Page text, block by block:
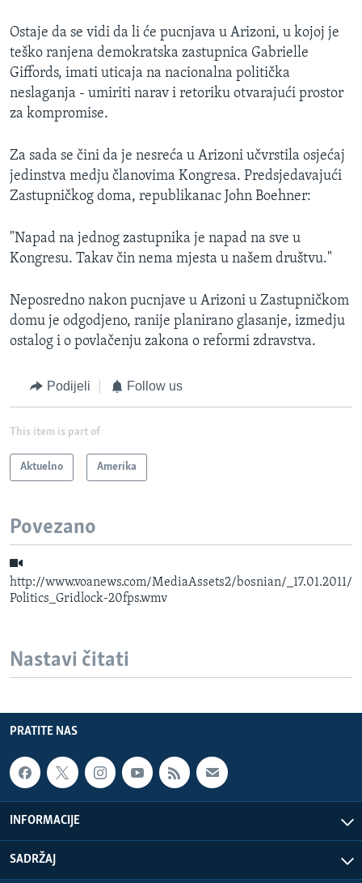
Ostaje da se vidi da li će pucnjava u Arizoni, u kojoj je
teško ranjena demokratska zastupnica Gabrielle
Giffords, imati uticaja na nacionalna politička
neslaganja - umiriti narav i retoriku otvarajući prostor
za kompromise.
Za sada se čini da je nesreća u Arizoni učvrstila osjećaj
jedinstva medju članovima Kongresa. Predsjedavajući
Zastupničkog doma, republikanac John Boehner:
"Napad na jednog zastupnika je napad na sve u
Kongresu. Takav čin nema mjesta u našem društvu."
Neposredno nakon pucnjave u Arizoni u Zastupničkom
domu je odgodjeno, ranije planirano glasanje, izmedju
ostalog i o povlačenju zakona o reformi zdravstva.
Podijeli Follow us
This item is part of
Aktuelno Amerika
Povezano
http://www.voanews.com/MediaAssets2/bosnian/_17.01.2011/
Politics_Gridlock-20fps.wmv
Nastavi čitati
PRATITE NAS
INFORMACIJE
SADRŽAJ